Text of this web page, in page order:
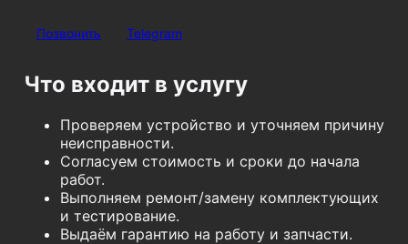
Позвонить Telegram
Что входит в услугу
Проверяем устройство и уточняем причину
неисправности.
Согласуем стоимость и сроки до начала
работ.
Выполняем ремонт/замену комплектующих
и тестирование.
Выдаём гарантию на работу и запчасти.